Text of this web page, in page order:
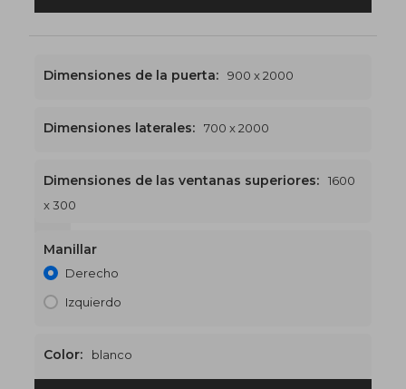
Dimensiones de la puerta: 900 x 2000
Dimensiones laterales: 700 x 2000
Dimensiones de las ventanas superiores:
1600
x 300
Manillar
Derecho
Izquierdo
Color: blanco